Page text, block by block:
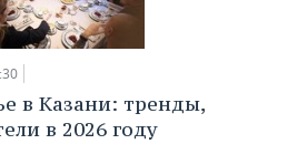
в Казани: тренды,
в 2026 году